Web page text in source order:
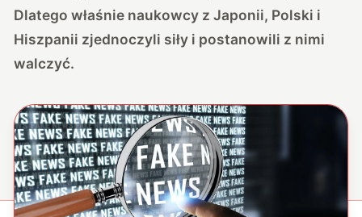
Dlatego właśnie naukowcy z Japonii, Polski i
Hiszpanii zjednoczyli siły i postanowili z nimi
walczyć.